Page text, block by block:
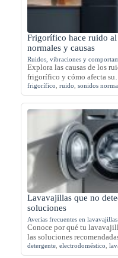
Frigorífico hace ruido
normales y causas
Ruidos, vibraciones y
Explora las causas de los
frigorífico y cómo afecta su…
frigorífico ruido sonidos
Lavavajillas que no
soluciones
Averías frecuentes en lavavajillas
Conoce por qué tu
las soluciones
detergente electrodoméstico